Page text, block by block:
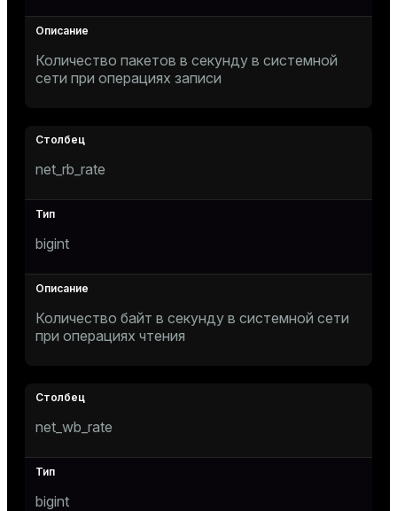
Количество пакетов в секунду в системной
сети при операциях записи
net_rb_rate
bigint
Количество байт в секунду в системной сети
при операциях чтения
net_wb_rate
bigint